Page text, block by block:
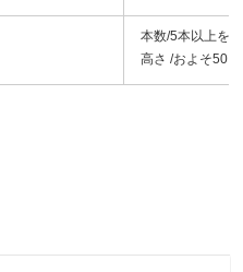
本数/5本以上を
高さ /およそ50